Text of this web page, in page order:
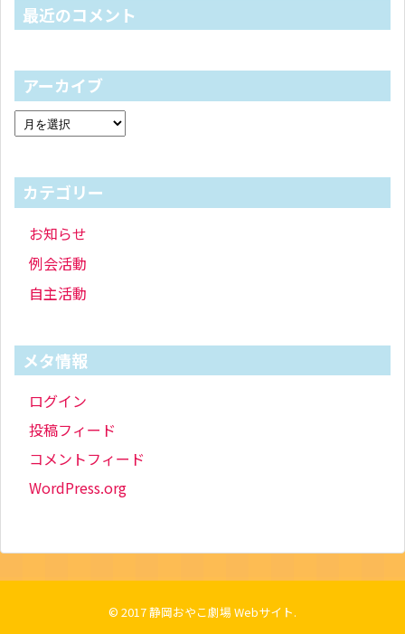
最近のコメント
アーカイブ
カテゴリー
お知らせ
例会活動
自主活動
メタ情報
ログイン
投稿フィード
コメントフィード
WordPress.org
© 2017静岡おやこ劇場 Webサイト.